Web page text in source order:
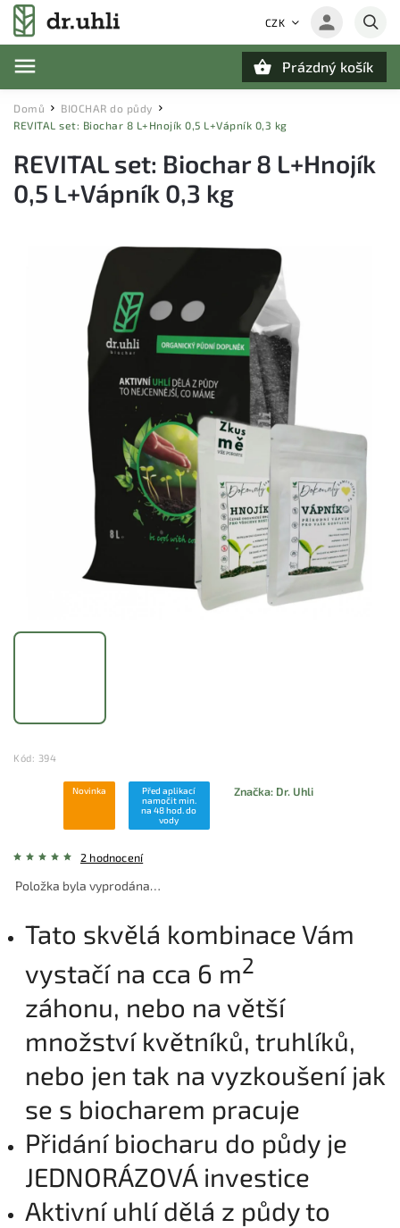
CZK
Prázdný košík
Domů / BIOCHAR do půdy /
REVITAL set: Biochar 8 L+Hnojík 0,5 L+Vápník 0,3 kg
REVITAL set: Biochar 8 L+Hnojík
0,5 L+Vápník 0,3 kg
Kód: 394
Novinka
Před aplikací
namočit min.
na 48 hod. do
vody
2 hodnocení
Značka: Dr. Uhli
Položka byla vyprodána…
Tato skvělá kombinace Vám
vystačí na cca 6 m2
záhonu, nebo na větší
množství květníků, truhlíků,
nebo jen tak na vyzkoušení jak
se s biocharem pracuje
Přidání biocharu do půdy je
JEDNORÁZOVÁ investice
Aktivní uhlí dělá z půdy to